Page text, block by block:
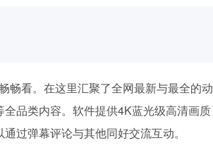
畅看。在这里汇聚了全网最新与最全的动
品类内容。软件提供4K蓝光级高清画质
过弹幕评论与其他同好交流互动。